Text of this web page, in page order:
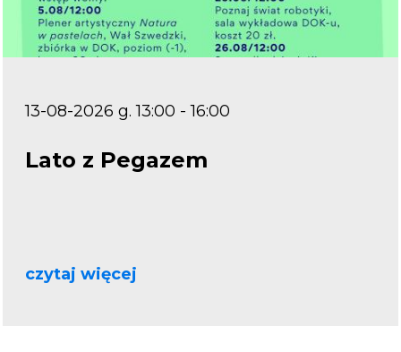
13-08-2026 g. 13:00 - 16:00
Lato z Pegazem
czytaj więcej